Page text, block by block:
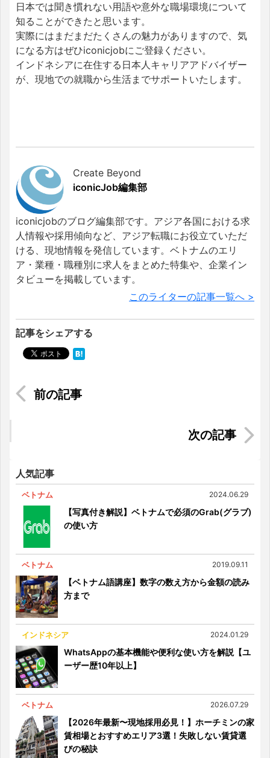
日本では聞き慣れない用語や意外な職場環境について
知ることができたと思います。
実際にはまだまだたくさんの魅力がありますので、気
になる方はぜひiconicjobにご登録ください。
インドネシアに在住する日本人キャリアアドバイザー
が、現地での就職から生活までサポートいたします。
Create Beyond
iconicJob編集部
iconicjobのブログ編集部です。アジア各国における求
人情報や採用傾向など、アジア転職にお役立ていただ
ける、現地情報を発信しています。ベトナムのエリ
ア・業種・職種別に求人をまとめた特集や、企業イン
タビューを掲載しています。
このライターの記事一覧へ >
記事をシェアする
【サービスアパートvsコンドミニアム】ベトナム
海外在住者が日本に一時帰国した時の免税につい
人気記事
ベトナム 2024.06.29
【写真付き解説】ベトナムで必須のGrab(グラブ)
の使い方
ベトナム 2019.09.11
【ベトナム語講座】数字の数え方から金額の読み
方まで
インドネシア 2024.01.29
WhatsAppの基本機能や便利な使い方を解説【ユ
ーザー歴10年以上】
ベトナム 2026.07.29
【2026年最新〜現地採用必見！】ホーチミンの家
賃相場とおすすめエリア3選！失敗しない賃貸選
びの秘訣